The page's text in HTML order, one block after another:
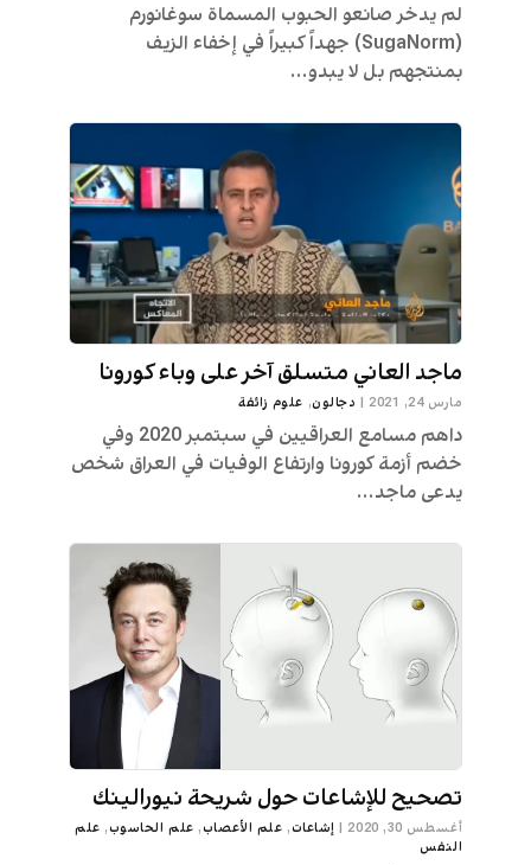
لم يدخر صانعو الحبوب المسماة سوغانورم
(SugaNorm) جهداً كبيراً في إخفاء الزيف
بمنتجهم بل لا يبدو...
ماجد العاني متسلق آخر على وباء كورونا
مارس 24, 2021 | دجالون, علوم زائفة
داهم مسامع العراقيين في سبتمبر 2020 وفي
خضم أزمة كورونا وارتفاع الوفيات في العراق شخص
يدعى ماجد...
تصحيح للإشاعات حول شريحة نيورالينك
أغسطس 30, 2020 | إشاعات, علم الأعصاب, علم الحاسوب, علم
النفس